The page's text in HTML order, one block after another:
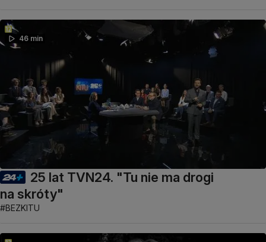
46 min
25 lat TVN24. "Tu nie ma drogi
na skróty"
#BEZKITU